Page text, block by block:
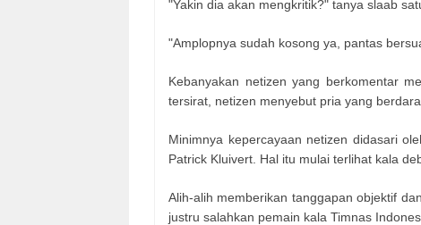
"Yakin dia akan mengkritik?" tanya slaab
"Amplopnya sudah kosong ya, pantas
Kebanyakan netizen yang berkomentar
tersirat, netizen menyebut pria yang
Minimnya kepercayaan netizen didasari
Patrick Kluivert. Hal itu mulai terlihat kala
Alih-alih memberikan tanggapan objektif
justru salahkan pemain kala Timnas